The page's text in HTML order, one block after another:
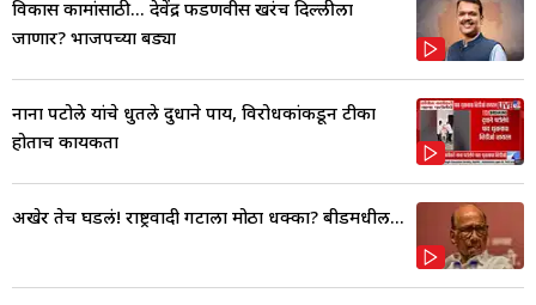
विकास कामांसाठी... देवेंद्र फडणवीस खरंच दिल्लीला
जाणार? भाजपच्या बड्या
नाना पटोले यांचे धुतले दुधाने पाय, विरोधकांकडून टीका
होताच कार्यकर्ता
अखेर तेच घडलं! राष्ट्रवादी गटाला मोठा धक्का? बीडमधील...